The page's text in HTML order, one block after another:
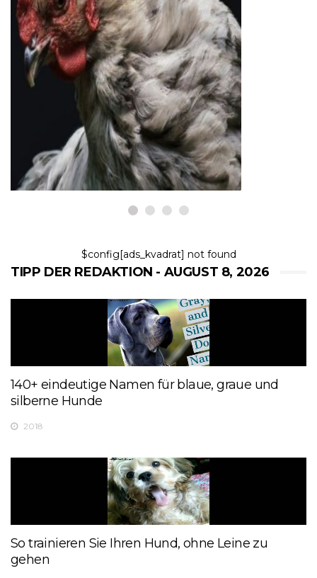
NUTZTIERE ALS HAUSTIERE
Warum Hundetrainer ein
Interesse an der Ausbildung
von Hühnern haben
8,2026
$config[ads_kvadrat] not found
TIPP DER REDAKTION - AUGUST 8, 2026
140+ eindeutige Namen für blaue, graue und
silberne Hunde
2018
So trainieren Sie Ihren Hund, ohne Leine zu
gehen